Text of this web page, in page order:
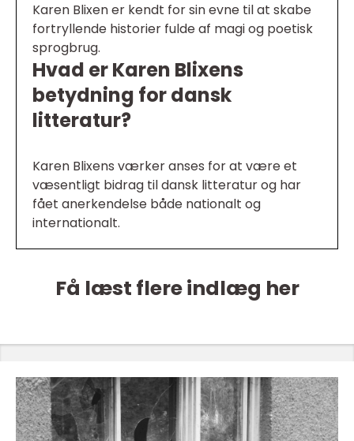
Karen Blixen er kendt for sin evne til at skabe
fortryllende historier fulde af magi og poetisk
sprogbrug.
Hvad er Karen Blixens
betydning for dansk
litteratur?
Karen Blixens værker anses for at være et
væsentligt bidrag til dansk litteratur og har
fået anerkendelse både nationalt og
internationalt.
Få læst flere indlæg her